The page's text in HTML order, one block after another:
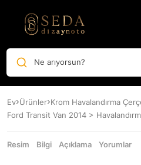
Ne arıyorsun?
Ev Ürünler Krom Havalandırma
Ford Transit Van 2014 >
Resim Bilgi Açıklama Yorumlar